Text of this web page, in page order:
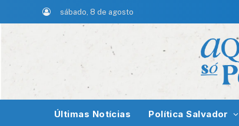
sábado, 8 de agosto
Últimas Notícias Política Salvador